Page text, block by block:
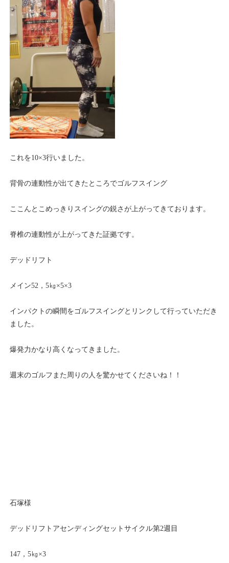
これを10×3行いました。
背骨の連動性が出てきたところでゴルフスイング
ここんとこめっきりスイングの鋭さが上がってきております。
脊椎の連動性が上がってきた証拠です。
デッドリフト
メイン52，5㎏×5×3
インパクトの瞬間をゴルフスイングとリンクして行っていただき
ました。
爆発力かなり高くなってきました。
週末のゴルフまた周りの人を驚かせてくださいね！！
石塚様
デッドリフトアセンディングセットサイクル第2週目
147，5㎏×3